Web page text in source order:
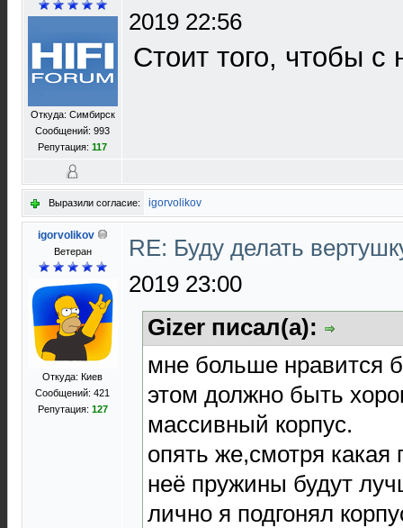
Откуда: Симбирск
Сообщений: 993
Репутация: 117
2019 22:56
Стоит того, чтобы с
Выразили согласие: igorvolikov
igorvolikov
Ветеран
Откуда: Киев
Сообщений: 421
Репутация: 127
RE: Буду делать
2019 23:00
Gizer писал(а):
мне больше нравится
этом должно быть
массивный корпус.
опять же,смотря какая
неё пружины будут
лично я подгонял